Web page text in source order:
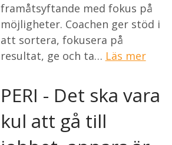
framåtsyftande med fokus på
möjligheter. Coachen ger stöd i
att sortera, fokusera på
resultat, ge och ta… Läs mer
PERI - Det ska vara
kul att gå till